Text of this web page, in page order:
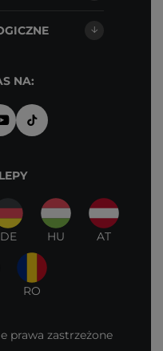
NA:
DE HU AT
RO
prawa zastrzeżone